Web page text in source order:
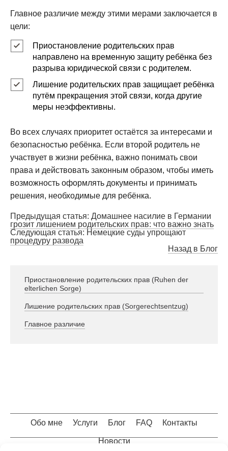
Главное различие между этими мерами заключается в
цели:
Приостановление родительских прав
направлено на временную защиту ребёнка без
разрыва юридической связи с родителем.
Лишение родительских прав защищает ребёнка
путём прекращения этой связи, когда другие
меры неэффективны.
Во всех случаях приоритет остаётся за интересами и
безопасностью ребёнка. Если второй родитель не
участвует в жизни ребёнка, важно понимать свои
права и действовать законным образом, чтобы иметь
возможность оформлять документы и принимать
решения, необходимые для ребёнка.
Предыдущая статья: Домашнее насилие в Германии
грозит лишением родительских прав: что важно знать
Следующая статья: Немецкие суды упрощают
процедуру развода
Назад в Блог
Приостановление родительских прав (Ruhen der
elterlichen Sorge)
Лишение родительских прав (Sorgerechtsentzug)
Главное различие
Обо мне Услуги Блог FAQ Контакты
Новости